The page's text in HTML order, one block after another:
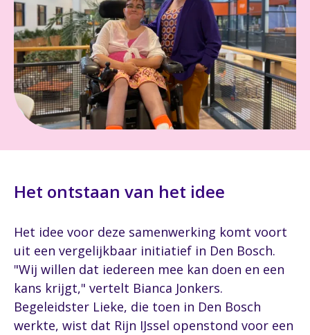
Het ontstaan van het idee
Het idee voor deze samenwerking komt voort
uit een vergelijkbaar initiatief in Den Bosch.
"Wij willen dat iedereen mee kan doen en een
kans krijgt," vertelt Bianca Jonkers.
Begeleidster Lieke, die toen in Den Bosch
werkte, wist dat Rijn IJssel openstond voor een